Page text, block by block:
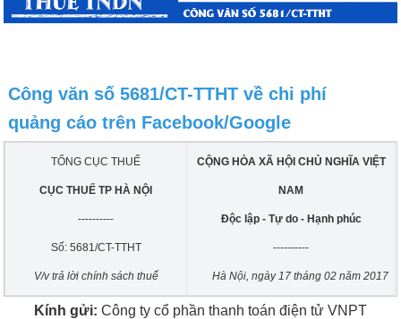
Công văn số 5681/CT-TTHT về chi phí
quảng cáo trên Facebook/Google
TỔNG CỤC THUẾ
CỤC THUẾ TP HÀ NỘI
----------
Số: 5681/CT-TTHT
V/v trả lời chính sách thuế
CỘNG HÒA XÃ HỘI CHỦ NGHĨA VIỆT
NAM
Độc lập - Tự do - Hạnh phúc
----------
Hà Nội, ngày 17 tháng 02 năm 2017
Kính gửi: Công ty cổ phần thanh toán điện tử VNPT